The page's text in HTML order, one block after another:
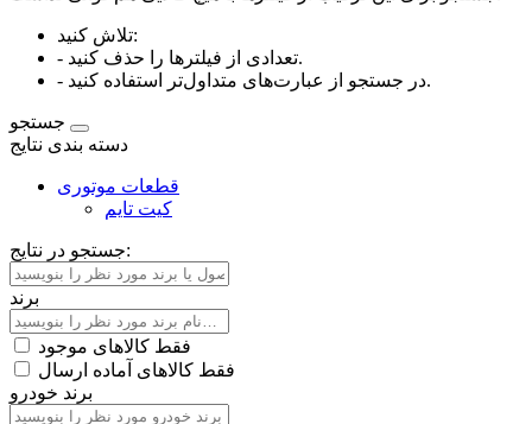
تلاش کنید:
- تعدادی از فیلترها را حذف کنید.
- در جستجو از عبارت‌های متداول‌تر استفاده کنید.
دسته بندی نتایج
قطعات موتوری
کیت تایم
جستجو در نتایج:
برند
فقط کالاهای موجود
فقط کالاهای آماده ارسال
برند خودرو